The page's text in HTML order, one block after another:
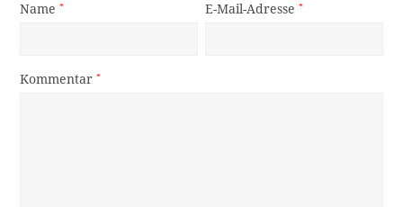
Name* E-Mail-Adresse*
Kommentar*